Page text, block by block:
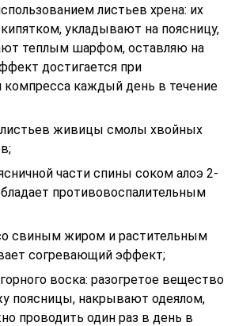
листьев хрена: их
укладывают на поясницу,
теплым шарфом, оставляю на
достигается при
компресса каждый день в течение
листьев живицы смолы хвойных
части спины соком алоэ 2-
противовоспалительным
свиным жиром и растительным
согревающий эффект;
воска: разогретое вещество
поясницы, накрывают одеялом,
проводить один раз в день в